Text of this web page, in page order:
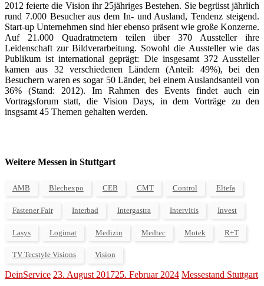
2012 feierte die Vision ihr 25jähriges Bestehen. Sie begrüsst jährlich
rund 7.000 Besucher aus dem In- und Ausland, Tendenz steigend.
Start-up Unternehmen sind hier ebenso präsent wie große Konzerne.
Auf 21.000 Quadratmetern teilen über 370 Aussteller ihre
Leidenschaft zur Bildverarbeitung. Sowohl die Aussteller wie das
Publikum ist international geprägt: Die insgesamt 372 Aussteller
kamen aus 32 verschiedenen Ländern (Anteil: 49%), bei den
Besuchern waren es sogar 50 Länder, bei einem Auslandsanteil von
36% (Stand: 2012). Im Rahmen des Events findet auch ein
Vortragsforum statt, die Vision Days, in dem Vorträge zu den
insgsamt 45 Themen gehalten werden.
Weitere Messen in Stuttgart
AMB Blechexpo CEB CMT Control Eltefa
Fastener Fair Interbad Intergastra Intervitis Invest
Lasys Logimat Medizin Medtec Motek R+T
TV Tecstyle Visions Vision
DeinService 23. August 201725. Februar 2024 Messestand Stuttgart